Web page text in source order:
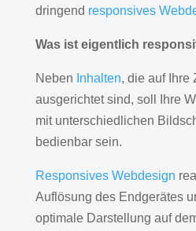
dringend responsives
Was ist eigentlich
Neben Inhalten, die auf Ihre
ausgerichtet sind, soll Ihre
mit unterschiedlichen
bedienbar sein.
Responsives Webdesign
Auflösung des Endgerätes
optimale Darstellung auf